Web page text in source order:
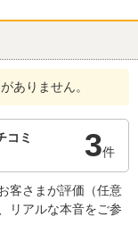
ありません。
コミ 3件
客さまが評価（任意
リアルな本音をご参